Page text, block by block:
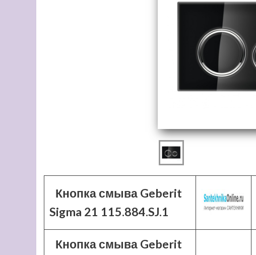
Кнопка смыва Geberit
Sigma 21 115.884.SJ.1
Кнопка смыва Geberit